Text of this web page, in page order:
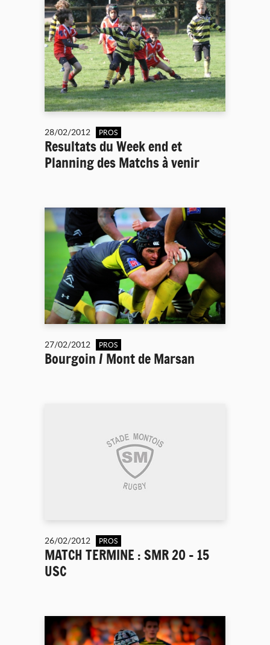
28/02/2012 PROS
Resultats du Week end et
Planning des Matchs à venir
27/02/2012 PROS
Bourgoin / Mont de Marsan
26/02/2012 PROS
MATCH TERMINE : SMR 20 - 15
USC